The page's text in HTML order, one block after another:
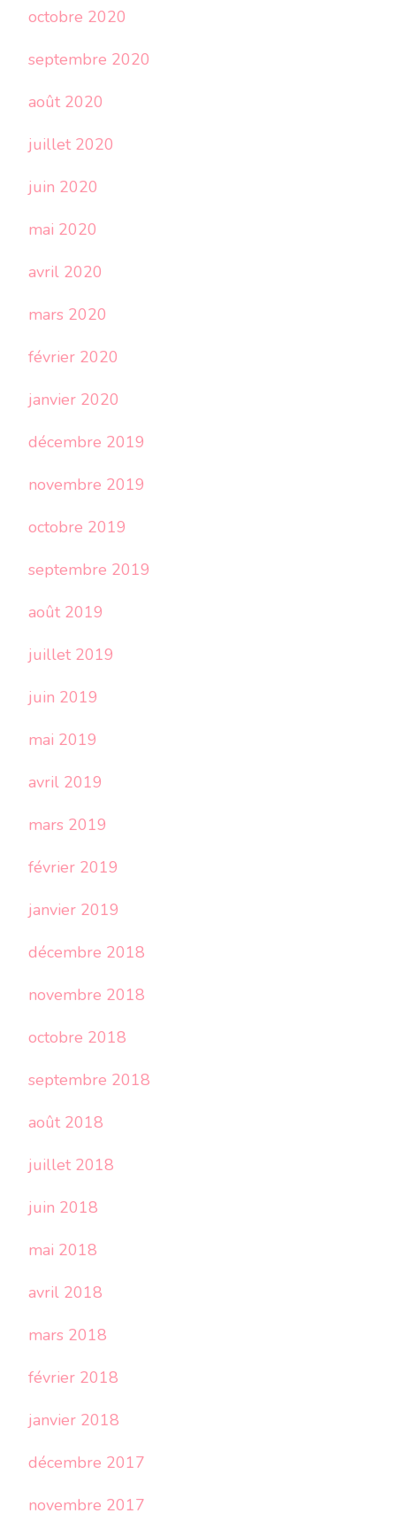
octobre 2020
septembre 2020
août 2020
juillet 2020
juin 2020
mai 2020
avril 2020
mars 2020
février 2020
janvier 2020
décembre 2019
novembre 2019
octobre 2019
septembre 2019
août 2019
juillet 2019
juin 2019
mai 2019
avril 2019
mars 2019
février 2019
janvier 2019
décembre 2018
novembre 2018
octobre 2018
septembre 2018
août 2018
juillet 2018
juin 2018
mai 2018
avril 2018
mars 2018
février 2018
janvier 2018
décembre 2017
novembre 2017